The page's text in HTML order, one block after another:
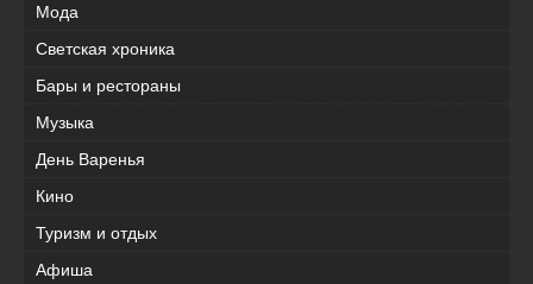
Мода
Светская хроника
Бары и рестораны
Музыка
День Варенья
Кино
Туризм и отдых
Афиша